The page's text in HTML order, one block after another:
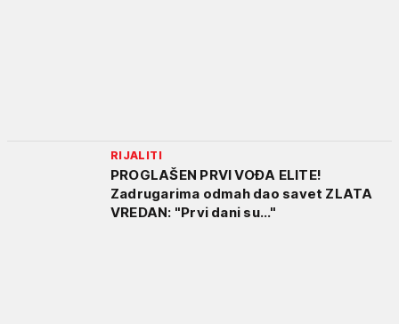
RIJALITI
PROGLAŠEN PRVI VOĐA ELITE!
Zadrugarima odmah dao savet ZLATA
VREDAN: "Prvi dani su..."